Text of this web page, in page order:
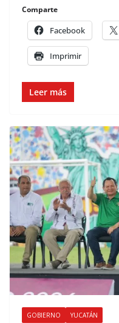
Comparte
Facebook
Imprimir
Leer más
GOBIERNO YUCATÁN